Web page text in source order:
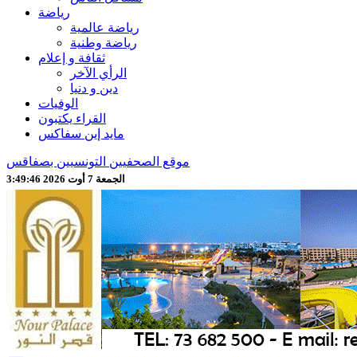
رياضة
رياضة عالمية
رياضة وطنية
ثقافة و إعلام
الرأي الآخر
دين و دنيا
الوفيات
القراء يكتبون
مايد إين سفاكس
موقع الصحفيين التونسيين بصفاقس
الجمعة 7 أوت 2026 3:49:48